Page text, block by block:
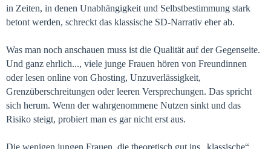
in Zeiten, in denen Unabhängigkeit und Selbstbestimmung stark
betont werden, schreckt das klassische SD-Narrativ eher ab.
Was man noch anschauen muss ist die Qualität auf der Gegenseite.
Und ganz ehrlich..., viele junge Frauen hören von Freundinnen
oder lesen online von Ghosting, Unzuverlässigkeit,
Grenzüberschreitungen oder leeren Versprechungen. Das spricht
sich herum. Wenn der wahrgenommene Nutzen sinkt und das
Risiko steigt, probiert man es gar nicht erst aus.
Die wenigen jungen Frauen, die theoretisch gut ins „klassische“